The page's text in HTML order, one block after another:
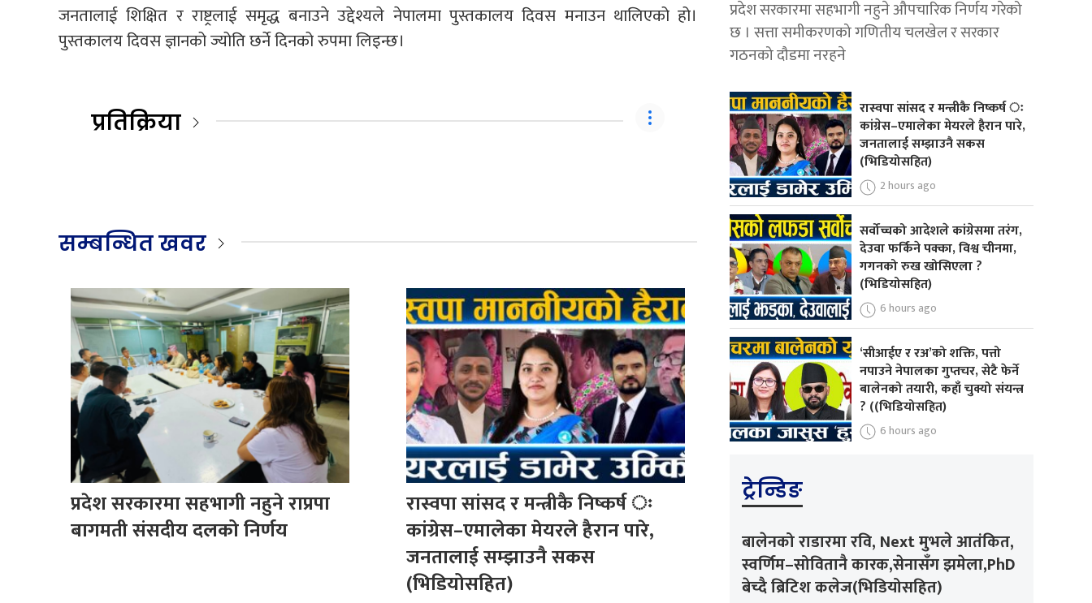
जनतालाई शिक्षित र राष्ट्रलाई समृद्ध बनाउने उद्देश्यले नेपालमा पुस्तकालय दिवस मनाउन थालिएको हो।
पुस्तकालय दिवस ज्ञानको ज्योति छर्ने दिनको रुपमा लिइन्छ।
प्रतिक्रिया
सम्बन्धित खवर
प्रदेश सरकारमा सहभागी नहुने राप्रपा
बागमती संसदीय दलको निर्णय
रास्वपा सांसद र मन्त्रीकै निष्कर्ष ः
कांग्रेस–एमालेका मेयरले हैरान पारे,
जनतालाई सम्झाउनै सकस
(भिडियोसहित)
प्रदेश सरकारमा सहभागी नहुने औपचारिक निर्णय गरेको
छ । सत्ता समीकरणको गणितीय चलखेल र सरकार
गठनको दौडमा नरहने
रास्वपा सांसद र मन्त्रीकै निष्कर्ष ः
कांग्रेस–एमालेका मेयरले हैरान पारे,
जनतालाई सम्झाउनै सकस
(भिडियोसहित)
2 hours ago
सर्वोच्चको आदेशले कांग्रेसमा तरंग,
देउवा फर्किने पक्का, विश्व चीनमा,
गगनको रुख खोसिएला ?
(भिडियोसहित)
6 hours ago
‘सीआईए र रअ’को शक्ति, पत्तो
नपाउने नेपालका गुप्तचर, सेटै फेर्ने
बालेनको तयारी, कहाँ चुक्यो संयन्त्र
? ((भिडियोसहित)
6 hours ago
ट्रेन्डिङ
बालेनको राडारमा रवि, Next मुभले आतंकित,
स्वर्णिम–सोवितानै कारक,सेनासँग झमेला,PhD
बेच्दै ब्रिटिश कलेज(भिडियोसहित)